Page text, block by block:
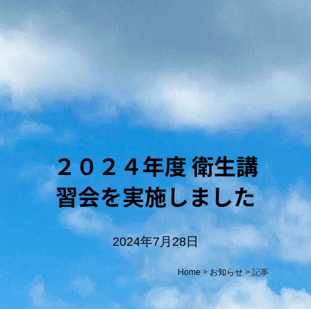
お知らせ
採用情報
２０２４年度 衛生講
習会を実施しました
2024年7月28日
Home> お知らせ> 記事